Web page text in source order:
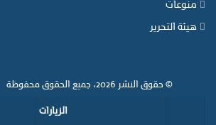
منوعات
هيئة التحرير
© حقوق النشر 2026، جميع الحقوق محفوظة |
الزيارات